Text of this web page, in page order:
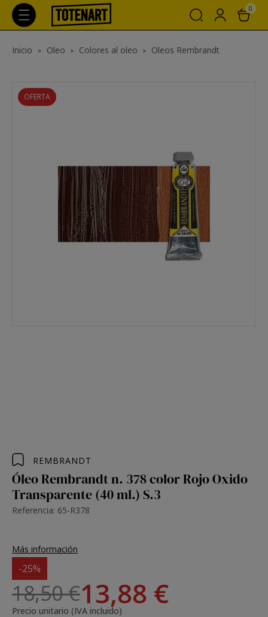
0
Inicio Oleo Colores al oleo Oleos Rembrandt
OFERTA
REMBRANDT
Óleo Rembrandt n. 378 color Rojo Oxido
Transparente (40 ml.) S.3
Referencia: 65-R378
Más información
-25%
18,50 €13,88 €
Precio unitario (IVA incluido)